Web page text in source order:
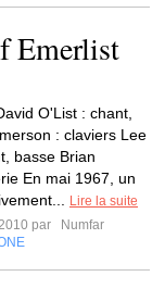
Emerlist
O'List : chant,
: claviers Lee
basse Brian
En mai 1967, un
Lire la suite
par
Numfar